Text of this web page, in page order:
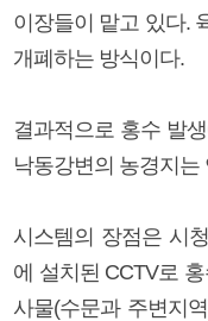
이장들이 맡고 있다.
개폐하는 방식이다.
결과적으로 홍수 발
낙동강변의 농경지는
시스템의 장점은 시
에 설치된 CCTV로
사물(수문과 주변지